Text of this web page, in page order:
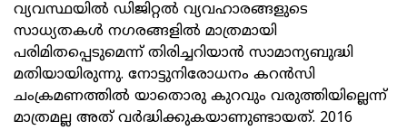
വ്യവസ്ഥയിൽ ഡിജിറ്റൽ വ്യവഹാരങ്ങളുടെ
സാധ്യതകൾ നഗരങ്ങളിൽ മാത്രമായി
പരിമിതപ്പെടുമെന്ന് തിരിച്ചറിയാൻ സാമാന്യബുദ്ധി
മതിയായിരുന്നു. നോട്ടുനിരോധനം കറൻസി
ചംക്രമണത്തിൽ യാതൊരു കുറവും വരുത്തിയില്ലെന്ന്
മാത്രമല്ല അത് വർദ്ധിക്കുകയാണുണ്ടായത്. 2016